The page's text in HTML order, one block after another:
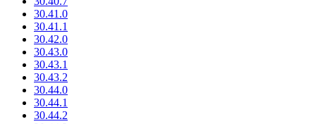
30.41.0
30.41.1
30.42.0
30.43.0
30.43.1
30.43.2
30.44.0
30.44.1
30.44.2